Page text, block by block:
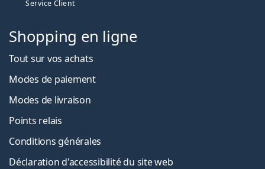
Service Client
Shopping en ligne
Tout sur vos achats
Modes de paiement
Modes de livraison
Points relais
Conditions générales
Déclaration d'accessibilité du site web